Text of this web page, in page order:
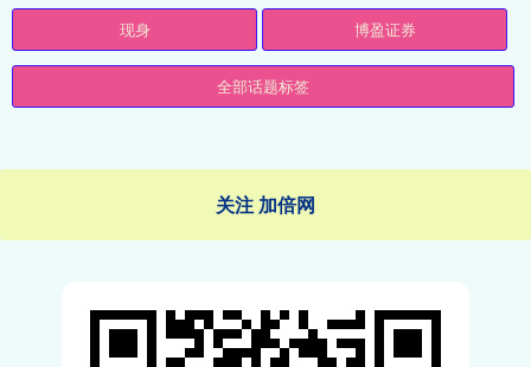
现身 博盈证券
全部话题标签
关注 加倍网